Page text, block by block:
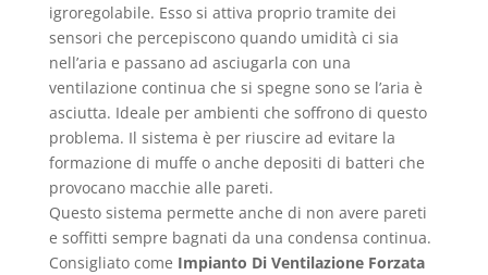
igroregolabile. Esso si attiva proprio tramite dei
sensori che percepiscono quando umidità ci sia
nell’aria e passano ad asciugarla con una
ventilazione continua che si spegne sono se l’aria è
asciutta. Ideale per ambienti che soffrono di questo
problema. Il sistema è per riuscire ad evitare la
formazione di muffe o anche depositi di batteri che
provocano macchie alle pareti.
Questo sistema permette anche di non avere pareti
e soffitti sempre bagnati da una condensa continua.
Consigliato come Impianto Di Ventilazione Forzata